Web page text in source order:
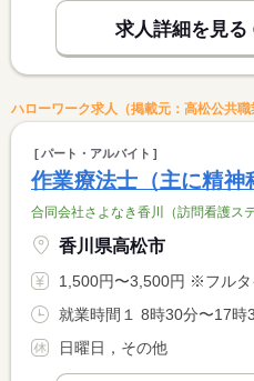
求人詳細を見る
ハローワーク求人（掲載元：高松公共職
パート・アルバイト
作業療法士（主に精神
合同会社さよなき香川（訪問看護ス
香川県高松市
1,500円〜3,500円 ※フルタイム求人の場合は月額（換
就業時間１ 8時30分〜17時
日曜日，その他